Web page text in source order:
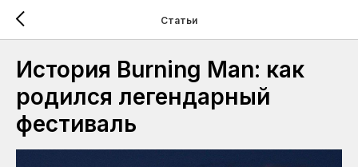
Статьи
История Burning Man: как
родился легендарный
фестиваль